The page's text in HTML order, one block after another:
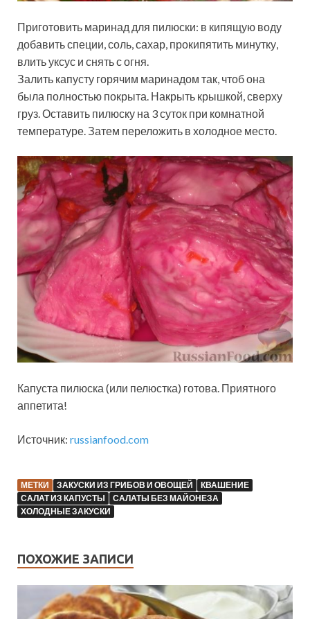
Приготовить маринад для пилюски: в кипящую воду
добавить специи, соль, сахар, прокипятить минутку,
влить уксус и снять с огня.
Залить капусту горячим маринадом так, чтоб она
была полностью покрыта. Накрыть крышкой, сверху
груз. Оставить пилюску на 3 суток при комнатной
температуре. Затем переложить в холодное место.
Капуста пилюска (или пелюстка) готова. Приятного
аппетита!
Источник: russianfood.com
МЕТКИ ЗАКУСКИ ИЗ ГРИБОВ И ОВОЩЕЙ
КВАШЕНИЕ
САЛАТ ИЗ КАПУСТЫ
САЛАТЫ БЕЗ МАЙОНЕЗА
ХОЛОДНЫЕ ЗАКУСКИ
ПОХОЖИЕ ЗАПИСИ